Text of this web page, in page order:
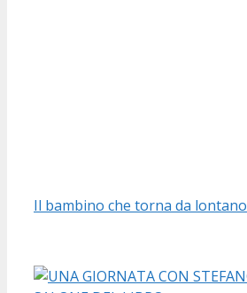
Il bambino che torna da lontano